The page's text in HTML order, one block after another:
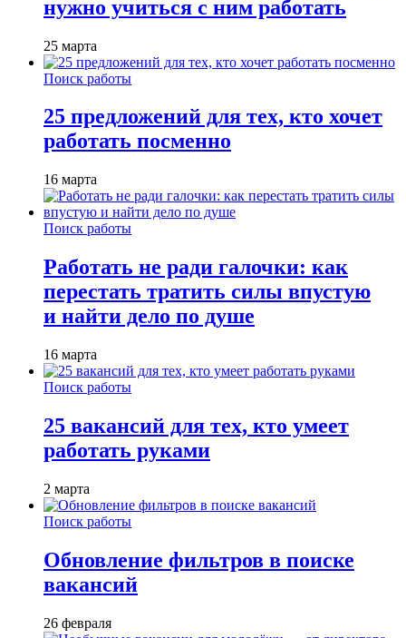
нужно учиться с ним работать
25 марта
Поиск работы
25 предложений для тех, кто хочет
работать посменно
16 марта
Поиск работы
Работать не ради галочки: как
перестать тратить силы впустую
и найти дело по душе
16 марта
Поиск работы
25 вакансий для тех, кто умеет
работать руками
2 марта
Поиск работы
Обновление фильтров в поиске
вакансий
26 февраля